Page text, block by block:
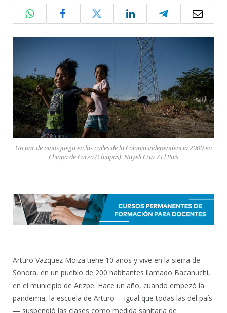
Un par de niños juega en las calles de la Colonia Independencia 2000 en
Chiapa de Corzo (Chiapas). Nayeli Cruz / El País
Arturo Vazquez Moiza tiene 10 años y vive en la sierra de
Sonora, en un pueblo de 200 habitantes llamado Bacanuchi,
en el municipio de Arizpe. Hace un año, cuando empezó la
pandemia, la escuela de Arturo —igual que todas las del país
— suspendió las clases como medida sanitaria de